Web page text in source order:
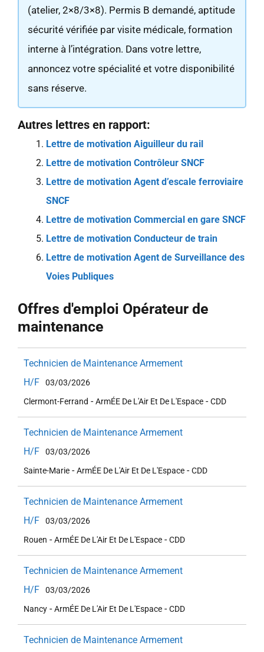
(atelier, 2×8/3×8). Permis B demandé, aptitude
sécurité vérifiée par visite médicale, formation
interne à l’intégration. Dans votre lettre,
annoncez votre spécialité et votre disponibilité
sans réserve.
Autres lettres en rapport:
Lettre de motivation Aiguilleur du rail
Lettre de motivation Contrôleur SNCF
Lettre de motivation Agent d’escale ferroviaire
SNCF
Lettre de motivation Commercial en gare SNCF
Lettre de motivation Conducteur de train
Lettre de motivation Agent de Surveillance des
Voies Publiques
Offres d'emploi Opérateur de
maintenance
Technicien de Maintenance Armement
H/F
03/03/2026
Clermont-Ferrand -ArmÉE De L'Air Et De L'Espace -CDD
Technicien de Maintenance Armement
H/F
03/03/2026
Sainte-Marie -ArmÉE De L'Air Et De L'Espace -CDD
Technicien de Maintenance Armement
H/F
03/03/2026
Rouen -ArmÉE De L'Air Et De L'Espace -CDD
Technicien de Maintenance Armement
H/F
03/03/2026
Nancy -ArmÉE De L'Air Et De L'Espace -CDD
Technicien de Maintenance Armement